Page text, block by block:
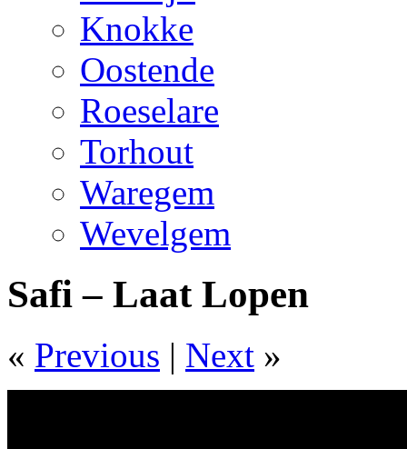
Knokke
Oostende
Roeselare
Torhout
Waregem
Wevelgem
Safi – Laat Lopen
« Previous | Next »